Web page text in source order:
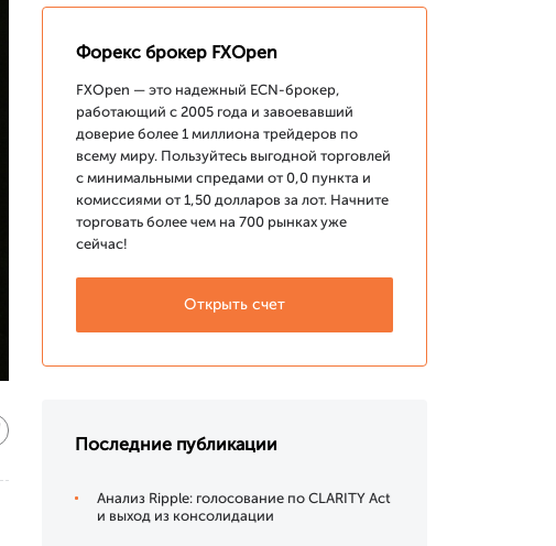
Форекс брокер FXOpen
FXOpen — это надежный ECN-брокер,
работающий с 2005 года и завоевавший
доверие более 1 миллиона трейдеров по
всему миру. Пользуйтесь выгодной торговлей
с минимальными спредами от 0,0 пункта и
комиссиями от 1,50 долларов за лот. Начните
торговать более чем на 700 рынках уже
сейчас!
Открыть счет
Последние публикации
Анализ Ripple: голосование по CLARITY Act
и выход из консолидации